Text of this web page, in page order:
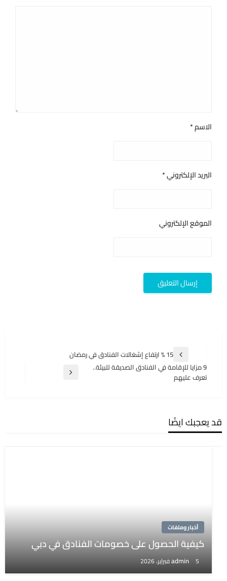
الاسم*
البريد الإلكتروني*
الموقع الإلكتروني
المقالات
المقالة
السابقة
15 % ارتفاع إشغالات الفنادق في رمضان
المقالة
9 مزايا للإقامة في الفنادق الصديقة للبيئة..
تعرف عليهم
قد يعجبك ايضًا
أخبار وملفات
كيفية الحصول على خصومات الفنادق في دبي
admin 5 فبراير، 2026